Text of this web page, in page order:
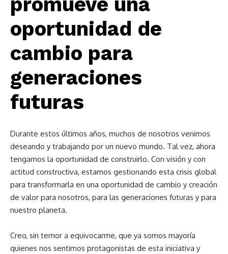
oportunidad de
cambio para
generaciones
futuras
Durante estos últimos años, muchos de nosotros venimos
deseando y trabajando por un nuevo mundo. Tal vez, ahora
tengamos la oportunidad de construirlo. Con visión y con
actitud constructiva, estamos gestionando esta crisis global
para transformarla en una oportunidad de cambio y creación
de valor para nosotros, para las generaciones futuras y para
nuestro planeta.
Creo, sin temor a equivocarme, que ya somos mayoría
quienes nos sentimos protagonistas de esta iniciativa y